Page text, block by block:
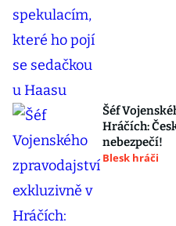
Šéf
Hráčích:
nebezpečí!
Blesk hráči